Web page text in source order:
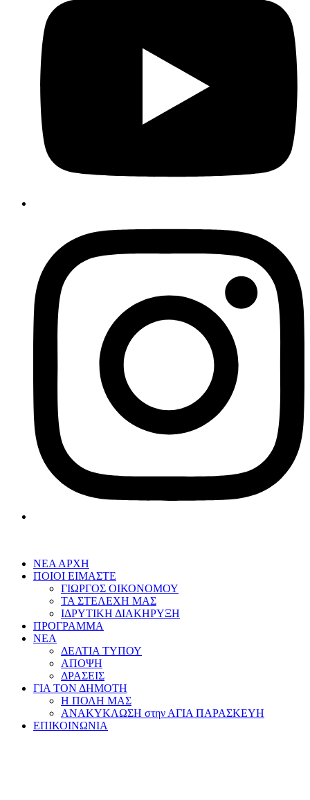
ΝΕΑ ΑΡΧΗ
ΠΟΙΟΙ ΕΙΜΑΣΤΕ
ΓΙΩΡΓΟΣ ΟΙΚΟΝΟΜΟΥ
ΤΑ ΣΤΕΛΕΧΗ ΜΑΣ
ΙΔΡΥΤΙΚΗ ΔΙΑΚΗΡΥΞΗ
ΠΡΟΓΡΑΜΜΑ
ΝΕΑ
ΔΕΛΤΙΑ ΤΥΠΟΥ
ΑΠΟΨΗ
ΔΡΑΣΕΙΣ
ΓΙΑ ΤΟΝ ΔΗΜΟΤΗ
Η ΠΟΛΗ ΜΑΣ
ΑΝΑΚΥΚΛΩΣΗ στην ΑΓΙΑ ΠΑΡΑΣΚΕΥΗ
ΕΠΙΚΟΙΝΩΝΙΑ